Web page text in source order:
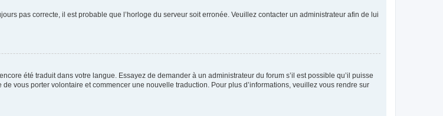
pas correcte, il est probable que l’horloge du serveur soit erronée. Veuillez contacter un administrateur afin de lui
été traduit dans votre langue. Essayez de demander à un administrateur du forum s’il est possible qu’il puisse
vous porter volontaire et commencer une nouvelle traduction. Pour plus d’informations, veuillez vous rendre sur